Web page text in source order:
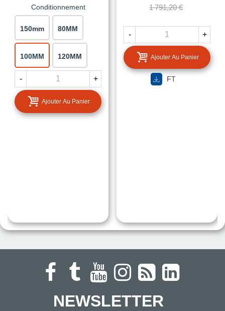
Conditionnement
150mm 80MM
100MM 120MM
- +
Ajouter Au Panier
1 791,20 €
- +
Ajouter Au Panier
FT
NEWSLETTER